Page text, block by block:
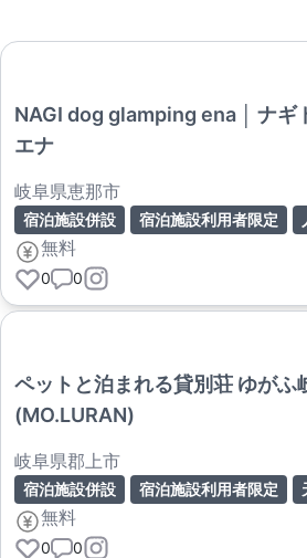
NAGI dog glamping ena │ ナギ
エナ
岐阜県恵那市
宿泊施設併設 宿泊施設利用者限定
無料
0 0
ペットと泊まれる貸別荘 ゆがふ
(MO.LURAN)
岐阜県郡上市
宿泊施設併設 宿泊施設利用者限定
無料
0 0